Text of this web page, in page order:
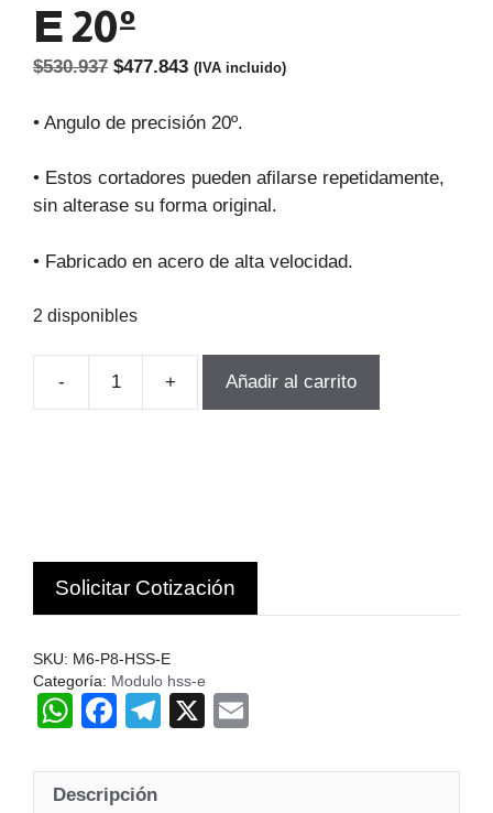
E 20º
$530.937 El
original
$530.937.
$477.843El
actual
$477.843.
(IVA incluido)
• Angulo de precisión 20º.
• Estos cortadores pueden afilarse repetidamente,
sin alterase su forma original.
• Fabricado en acero de alta velocidad.
2 disponibles
-
FRESA
Z135-
INF
Hss-
cantidad
+ Añadir al carrito
Solicitar Cotización
SKU: M6-P8-HSS-E
Categoría: Modulo hss-e
W
at
F
c
T
e
X
ail
Descripción